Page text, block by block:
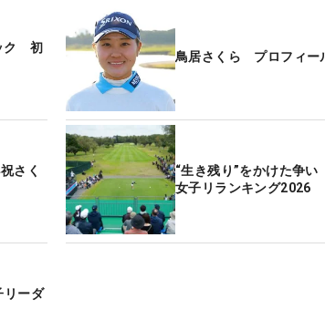
ク 初
鳥居さくら プロフィー
さく
“生き残り”をかけた争
女子リランキング2026
ーダ